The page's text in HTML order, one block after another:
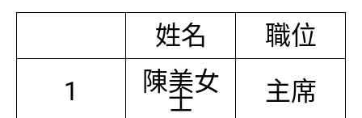
姓名
職位
1
陳美女
士 主席